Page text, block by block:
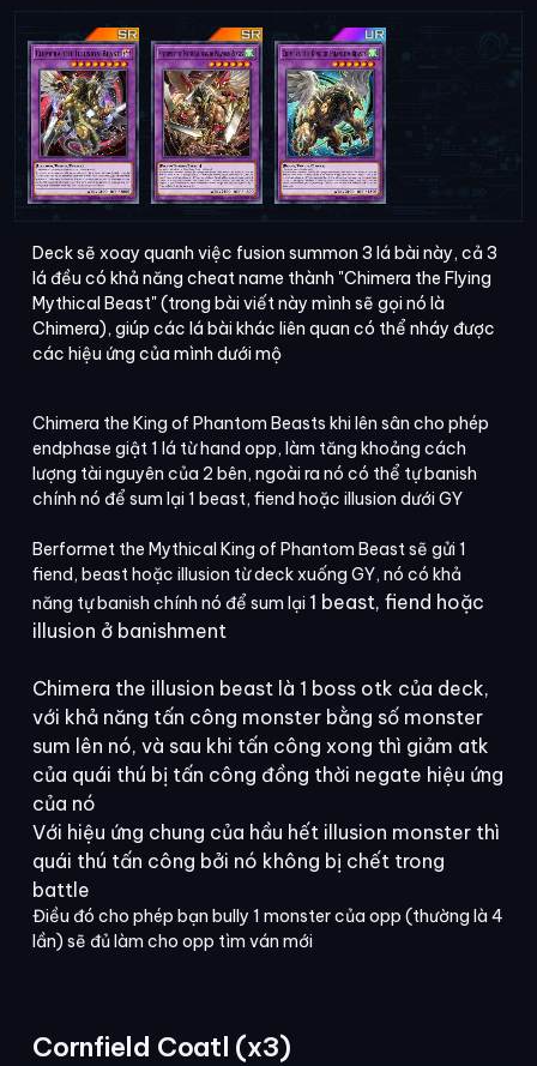
Deck sẽ xoay quanh việc fusion summon 3 lá bài này, cả 3
lá đều có khả năng cheat name thành "Chimera the Flying
Mythical Beast" (trong bài viết này mình sẽ gọi nó là
Chimera), giúp các lá bài khác liên quan có thể nháy được
các hiệu ứng của mình dưới mộ
Chimera the King of Phantom Beasts khi lên sân cho phép
endphase giật 1 lá từ hand opp, làm tăng khoảng cách
lượng tài nguyên của 2 bên, ngoài ra nó có thể tự banish
chính nó để sum lại 1 beast, fiend hoặc illusion dưới GY
Berformet the Mythical King of Phantom Beast sẽ gửi 1
fiend, beast hoặc illusion từ deck xuống GY, nó có khả
năng tự banish chính nó để sum lại 1 beast, fiend hoặc
illusion ở banishment
Chimera the illusion beast là 1 boss otk của deck,
với khả năng tấn công monster bằng số monster
sum lên nó, và sau khi tấn công xong thì giảm atk
của quái thú bị tấn công đồng thời negate hiệu ứng
của nó
Với hiệu ứng chung của hầu hết illusion monster thì
quái thú tấn công bởi nó không bị chết trong
battle
Điều đó cho phép bạn bully 1 monster của opp (thường là 4
lần) sẽ đủ làm cho opp tìm ván mới
Cornfield Coatl (x3)